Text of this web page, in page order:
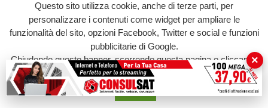
Privacy Policy
Programmi TV
Doppio Taglio
Free sport
L’Orlando Curioso
Questo sito utilizza cookie, anche di terze parti, per
personalizzare i contenuti come widget per ampliare le
funzionalità del sito, opzioni Facebook, Twitter e social e funzioni
pubblicitarie di Google.
Chiudendo questo banner, scorrendo questa pagina o cliccando
su qualunque suo elemento acconsenti all'uso dei cookie.
Accetta
×